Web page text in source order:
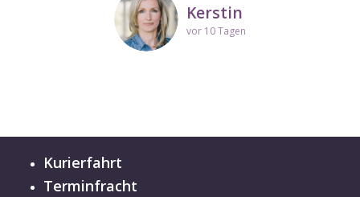
Kerstin
vor 10 Tagen
Kurierfahrt
Terminfracht